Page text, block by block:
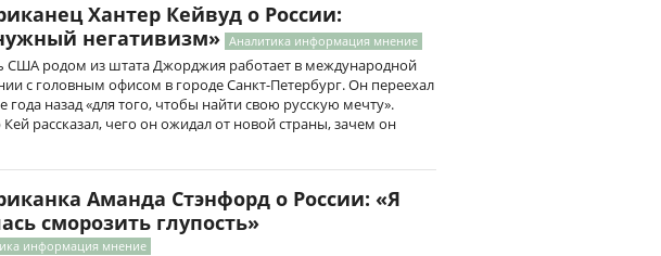
Хантер Кейвуд о России:
негативизм» Аналитика информация мнение
США родом из штата Джорджия работает в международной
с головным офисом в городе Санкт-Петербург. Он переехал
года назад «для того, чтобы найти свою русскую мечту».
Кей рассказал, чего он ожидал от новой страны, зачем он
Аманда Стэнфорд о России: «Я
сморозить глупость»
информация мнение